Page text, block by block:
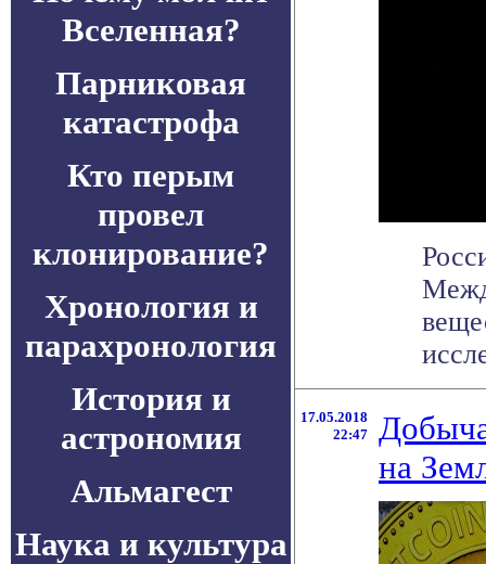
Вселенная?
Парниковая
катастрофа
Кто перым
провел
клонирование?
Хронология и
парахронология
История и
астрономия
Альмагест
Наука и культура
17.05.2018
22:47
на